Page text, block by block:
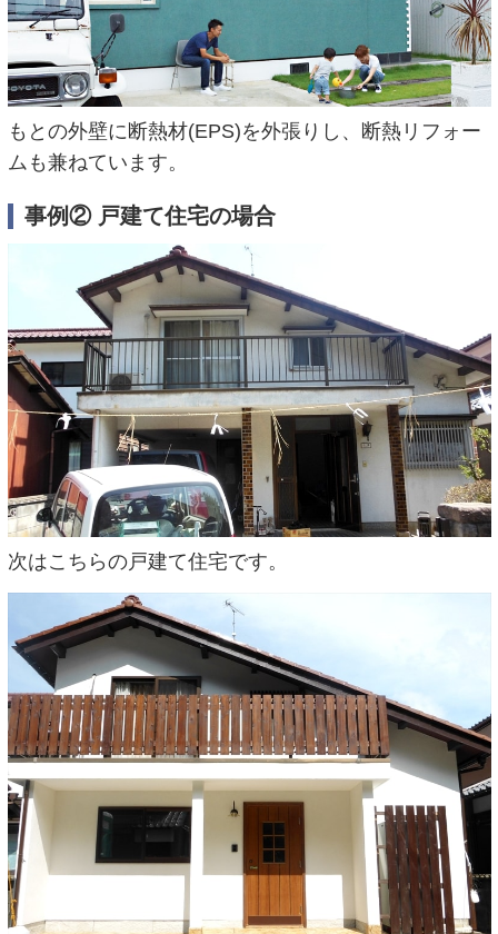
もとの外壁に断熱材(EPS)を外張りし、断熱リフォー
ムも兼ねています。
事例② 戸建て住宅の場合
次はこちらの戸建て住宅です。